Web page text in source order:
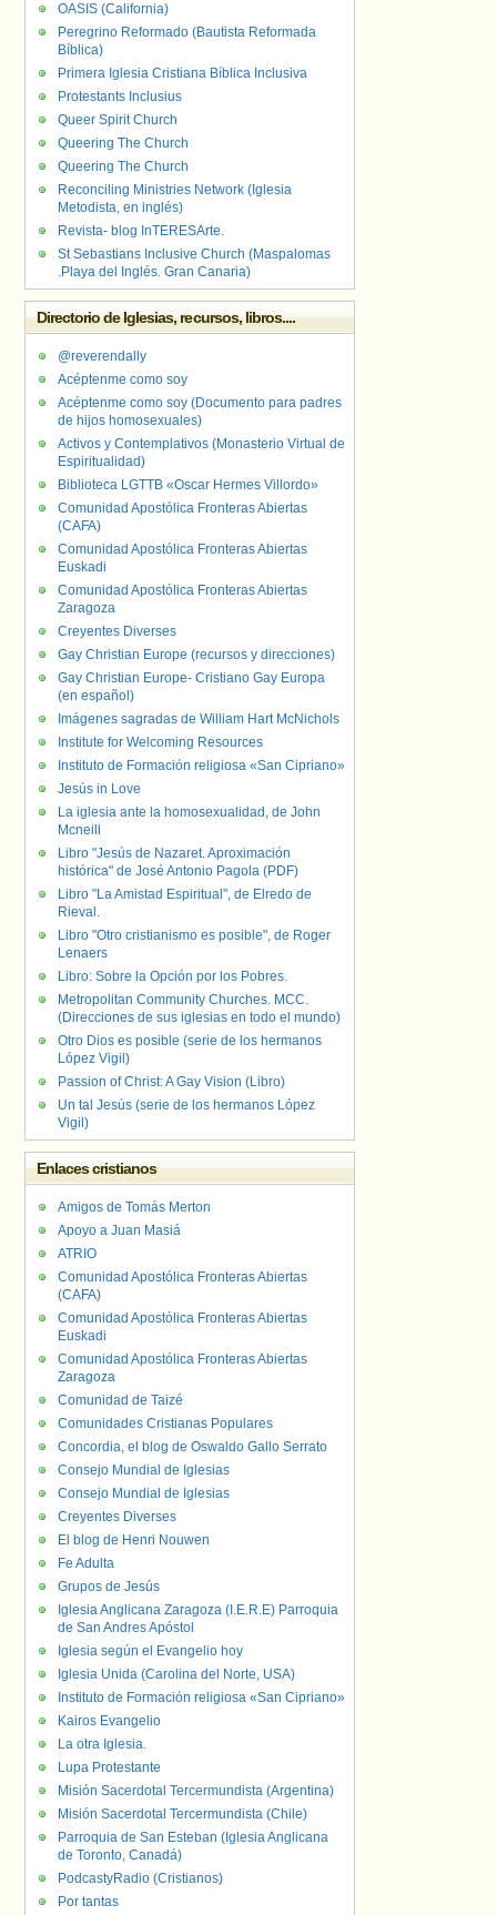
OASIS (California)
Peregrino Reformado (Bautista Reformada
Bíblica)
Primera Iglesia Cristiana Bíblica Inclusiva
Protestants Inclusius
Queer Spirit Church
Queering The Church
Queering The Church
Reconciling Ministries Network (Iglesia
Metodista, en inglés)
Revista- blog InTERESArte.
St Sebastians Inclusive Church (Maspalomas
.Playa del Inglés. Gran Canaria)
Directorio de Iglesias, recursos, libros....
@reverendally
Acéptenme como soy
Acéptenme como soy (Documento para padres
de hijos homosexuales)
Activos y Contemplativos (Monasterio Virtual de
Espiritualidad)
Biblioteca LGTTB «Oscar Hermes Villordo»
Comunidad Apostólica Fronteras Abiertas
(CAFA)
Comunidad Apostólica Fronteras Abiertas
Euskadi
Comunidad Apostólica Fronteras Abiertas
Zaragoza
Creyentes Diverses
Gay Christian Europe (recursos y direcciones)
Gay Christian Europe- Cristiano Gay Europa
(en español)
Imágenes sagradas de William Hart McNichols
Institute for Welcoming Resources
Instituto de Formación religiosa «San Cipriano»
Jesús in Love
La iglesia ante la homosexualidad, de John
Mcneill
Libro "Jesús de Nazaret. Aproximación
histórica" de José Antonio Pagola (PDF)
Libro "La Amistad Espiritual", de Elredo de
Rieval.
Libro "Otro cristianismo es posible", de Roger
Lenaers
Libro: Sobre la Opción por los Pobres.
Metropolitan Community Churches. MCC.
(Direcciones de sus iglesias en todo el mundo)
Otro Dios es posible (serie de los hermanos
López Vigil)
Passion of Christ: A Gay Vision (Libro)
Un tal Jesús (serie de los hermanos López
Vigil)
Enlaces cristianos
Amigos de Tomás Merton
Apoyo a Juan Masiá
ATRIO
Comunidad Apostólica Fronteras Abiertas
(CAFA)
Comunidad Apostólica Fronteras Abiertas
Euskadi
Comunidad Apostólica Fronteras Abiertas
Zaragoza
Comunidad de Taizé
Comunidades Cristianas Populares
Concordia, el blog de Oswaldo Gallo Serrato
Consejo Mundial de Iglesias
Consejo Mundial de Iglesias
Creyentes Diverses
El blog de Henri Nouwen
Fe Adulta
Grupos de Jesús
Iglesia Anglicana Zaragoza (I.E.R.E) Parroquia
de San Andres Apóstol
Iglesia según el Evangelio hoy
Iglesia Unida (Carolina del Norte, USA)
Instituto de Formación religiosa «San Cipriano»
Kairos Evangelio
La otra Iglesia.
Lupa Protestante
Misión Sacerdotal Tercermundista (Argentina)
Misión Sacerdotal Tercermundista (Chile)
Parroquia de San Esteban (Iglesia Anglicana
de Toronto, Canadá)
PodcastyRadio (Cristianos)
Por tantas